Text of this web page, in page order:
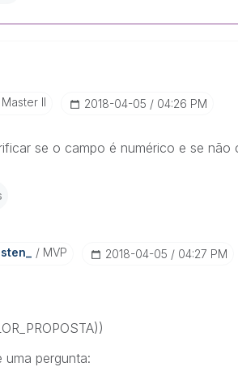
II ‎2018-04-05 04:26 PM
se o campo é numérico e se não
MVP ‎2018-04-05 04:27 PM
uma pergunta: